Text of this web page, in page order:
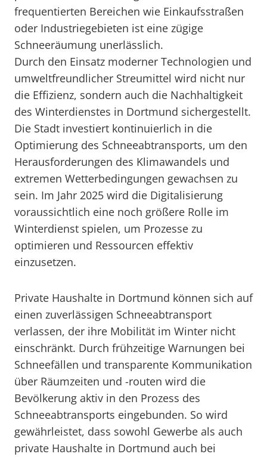
frequentierten Bereichen wie Einkaufsstraßen
oder Industriegebieten ist eine zügige
Schneeräumung unerlässlich.
Durch den Einsatz moderner Technologien und
umweltfreundlicher Streumittel wird nicht nur
die Effizienz, sondern auch die Nachhaltigkeit
des Winterdienstes in Dortmund sichergestellt.
Die Stadt investiert kontinuierlich in die
Optimierung des Schneeabtransports, um den
Herausforderungen des Klimawandels und
extremen Wetterbedingungen gewachsen zu
sein. Im Jahr 2025 wird die Digitalisierung
voraussichtlich eine noch größere Rolle im
Winterdienst spielen, um Prozesse zu
optimieren und Ressourcen effektiv
einzusetzen.
Private Haushalte in Dortmund können sich auf
einen zuverlässigen Schneeabtransport
verlassen, der ihre Mobilität im Winter nicht
einschränkt. Durch frühzeitige Warnungen bei
Schneefällen und transparente Kommunikation
über Räumzeiten und -routen wird die
Bevölkerung aktiv in den Prozess des
Schneeabtransports eingebunden. So wird
gewährleistet, dass sowohl Gewerbe als auch
private Haushalte in Dortmund auch bei